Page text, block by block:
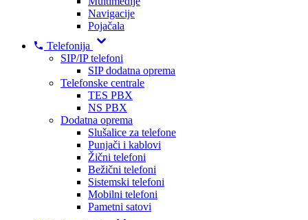
Navigacije
Pojačala
Telefonija
SIP/IP telefoni
SIP dodatna oprema
Telefonske centrale
TES PBX
NS PBX
Dodatna oprema
Slušalice za telefone
Punjači i kablovi
Žični telefoni
Bežični telefoni
Sistemski telefoni
Mobilni telefoni
Pametni satovi